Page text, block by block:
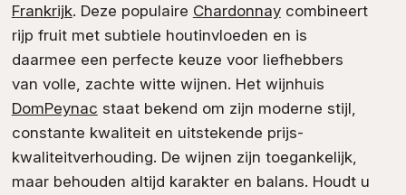
Frankrijk. Deze populaire Chardonnaycombineert
rijp fruit met subtiele houtinvloeden en is
daarmee een perfecte keuze voor liefhebbers
van volle, zachte witte wijnen. Het wijnhuis
DomPeynac staat bekend om zijn moderne stijl,
constante kwaliteit en uitstekende prijs-
kwaliteitverhouding. De wijnen zijn toegankelijk,
maar behouden altijd karakter en balans. Houdt u